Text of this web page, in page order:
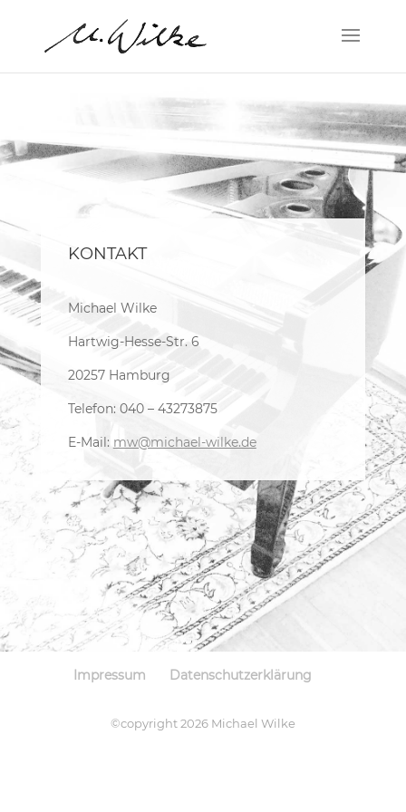
KONTAKT
Michael Wilke
Hartwig-Hesse-Str. 6
20257 Hamburg
Telefon: 040 – 43273875
E-Mail: mw@michael-wilke.de
Impressum Datenschutzerklärung
©copyright 2026 Michael Wilke